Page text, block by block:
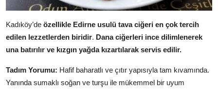
Kadıköy’de özellikle Edirne usulü tava ciğeri en çok tercih
edilen lezzetlerden biridir. Dana ciğerleri ince dilimlenerek
una batırılır ve kızgın yağda kızartılarak servis edilir.
Tadım Yorumu: Hafif baharatlı ve çıtır yapısıyla tam kıvamında.
Yanında sumaklı soğan ve turşu ile mükemmel bir uyum